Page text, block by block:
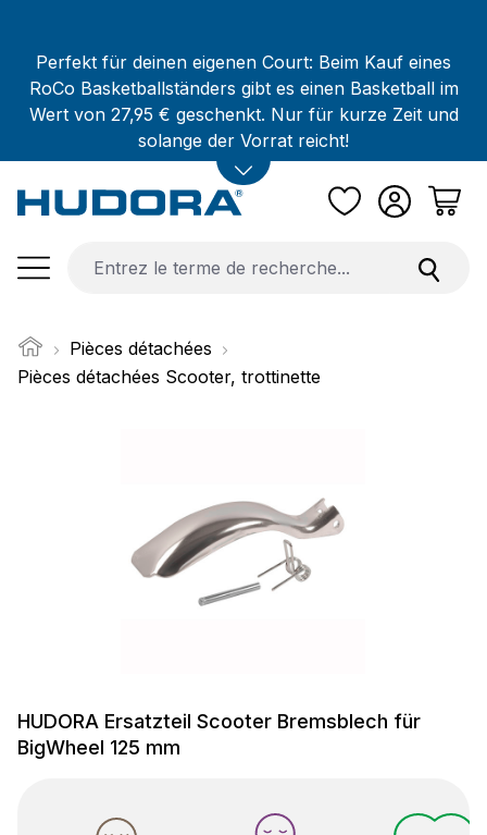
Perfekt für deinen eigenen Court: Beim Kauf eines
RoCo Basketballständers gibt es einen Basketball im
Wert von 27,95 € geschenkt. Nur für kurze Zeit und
solange der Vorrat reicht!
Pièces détachées
Pièces détachées Scooter, trottinette
HUDORA Ersatzteil Scooter Bremsblech für
BigWheel 125 mm